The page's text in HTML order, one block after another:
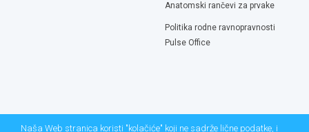
Anatomski rančevi za prvake
Politika rodne ravnopravnosti
Pulse Office
Naša Web stranica koristi "kolačiće" koji ne sadrže lične podatke, i